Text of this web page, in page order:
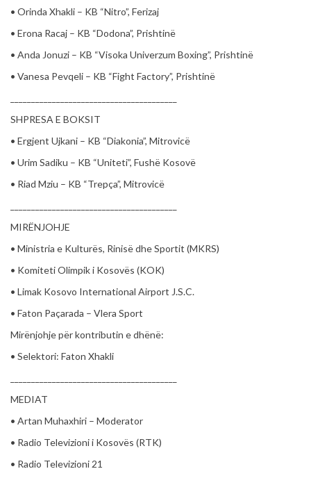
• Orinda Xhakli – KB “Nitro”, Ferizaj
• Erona Racaj – KB “Dodona”, Prishtinë
• Anda Jonuzi – KB “Visoka Univerzum Boxing”, Prishtinë
• Vanesa Pevqeli – KB “Fight Factory”, Prishtinë
SHPRESA E BOKSIT
• Ergjent Ujkani – KB “Diakonia”, Mitrovicë
• Urim Sadiku – KB “Uniteti”, Fushë Kosovë
• Riad Mziu – KB “Trepça”, Mitrovicë
MIRËNJOHJE
• Ministria e Kulturës, Rinisë dhe Sportit (MKRS)
• Komiteti Olimpik i Kosovës (KOK)
• Limak Kosovo International Airport J.S.C.
• Faton Paçarada – Vlera Sport
Mirënjohje për kontributin e dhënë:
• Selektori: Faton Xhakli
MEDIAT
• Artan Muhaxhiri – Moderator
• Radio Televizioni i Kosovës (RTK)
• Radio Televizioni 21